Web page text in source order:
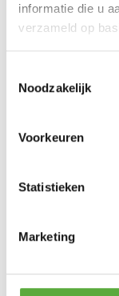
informatie die u
verzameld op
Noodzakelijk
Voorkeuren
Statistieken
Marketing